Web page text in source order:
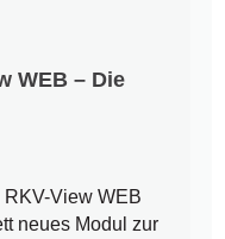
WEB – Die
RKV-View WEB
neues Modul zur